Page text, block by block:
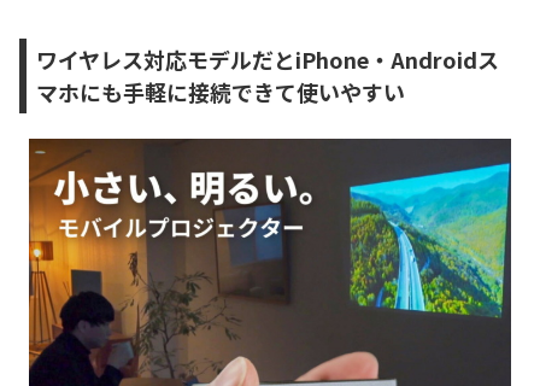
ワイヤレス対応モデルだとiPhone・Androidス
マホにも手軽に接続できて使いやすい